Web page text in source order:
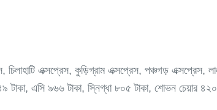
চিলাহাটি এক্সপ্রেস, কুড়িগ্রাম এক্সপ্রেস, পঞ্চগড়
টাকা, এসি ৯৬৬ টাকা, স্নিগ্ধা ৮০৫ টাকা, শোভন চেয়ার ৪২০